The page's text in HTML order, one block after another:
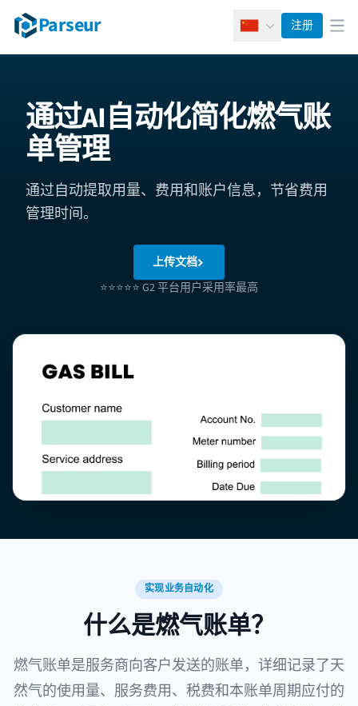
Parseur 简体中文
注册 打
通过AI自动化简化燃气账
单管理
通过自动提取用量、费用和账户信息，节省费用
管理时间。
上传文档
⭐⭐⭐⭐⭐ G2 平台用户采用率最高
实现业务自动化
什么是燃气账单？
燃气账单是服务商向客户发送的账单，详细记录了天
然气的使用量、服务费用、税费和本账单周期应付的